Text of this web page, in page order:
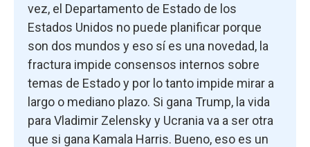
vez, el Departamento de Estado de los
Estados Unidos no puede planificar porque
son dos mundos y eso sí es una novedad, la
fractura impide consensos internos sobre
temas de Estado y por lo tanto impide mirar a
largo o mediano plazo. Si gana Trump, la vida
para Vladimir Zelensky y Ucrania va a ser otra
que si gana Kamala Harris. Bueno, eso es un